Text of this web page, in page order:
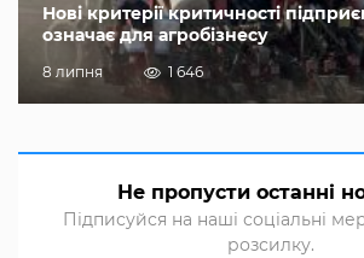
Нові критерії критичності
означає для агробізнесу
8 липня 1 646
Не пропусти останні
Підписуйся на наші соціальні
розсилку.